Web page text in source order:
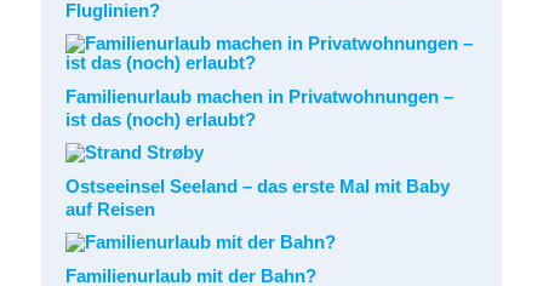
Fluglinien?
Familienurlaub machen in Privatwohnungen –
ist das (noch) erlaubt?
Ostseeinsel Seeland – das erste Mal mit Baby
auf Reisen
Familienurlaub mit der Bahn?